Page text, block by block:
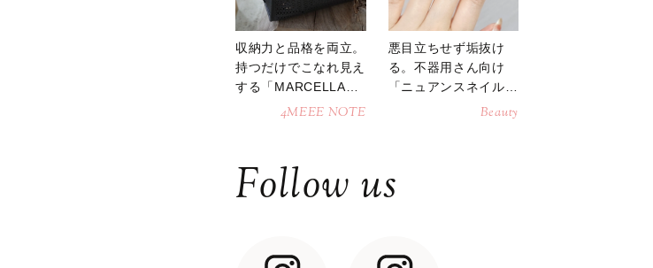
収納力と品格を両立。
持つだけでこなれ見え
する「MARCELLAト
ートバッグ」4MEEE NOTE
悪目立ちせず垢抜け
る。不器用さん向け
「ニュアンスネイル」
Beauty
Follow us